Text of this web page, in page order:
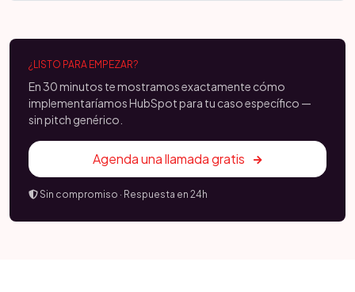
¿LISTO PARA EMPEZAR?
En 30 minutos te mostramos exactamente cómo
implementaríamos HubSpot para tu caso específico —
sin pitch genérico.
Agenda una llamada gratis
Sin compromiso · Respuesta en 24h